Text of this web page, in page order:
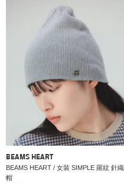
BEAMS HEART
BEAMS HEART / 女裝 SIMPLE 羅紋 針織
帽